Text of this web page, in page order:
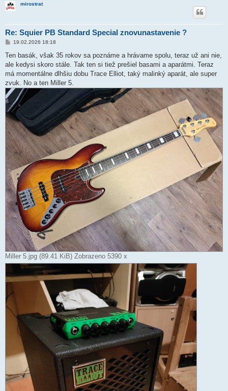
mirostrat
Re: Squier PB Standard Special znovunastavenie ?
P
í
p
ě
e
k
19.02.2026 18:18
Ten basák, však 35 rokov sa poznáme a hrávame spolu, teraz už ani nie,
ale kedysi skoro stále. Tak ten si tiež prešiel basami a aparátmi. Teraz
má momentálne dlhšiu dobu Trace Elliot, taký malinký aparát, ale super
zvuk. No a ten Miller 5.
Miller 5.jpg (89.41 KiB) Zobrazeno 5390 x